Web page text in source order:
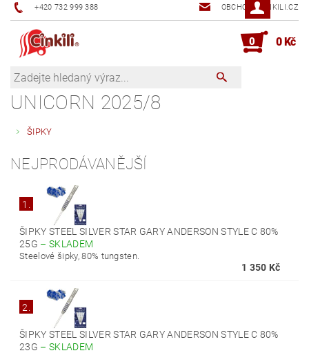
+420 732 999 388 OBCHOD@CINKILI.CZ
0 0 Kč
UNICORN 2025/8
ŠIPKY
NEJPRODÁVANĚJŠÍ
1.
ŠIPKY STEEL SILVER STAR GARY ANDERSON STYLE C 80%
25G –SKLADEM
Steelové šipky, 80% tungsten.
1 350 Kč
2.
ŠIPKY STEEL SILVER STAR GARY ANDERSON STYLE C 80%
23G –SKLADEM